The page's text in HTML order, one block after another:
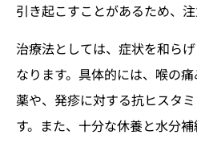
引き起こすことがあるため、注
治療法としては、症状を和ら
なります。具体的には、喉の
薬や、発疹に対する抗ヒスタ
す。また、十分な休養と水分補